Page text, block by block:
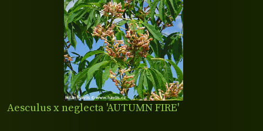
Aesculus x neglecta 'AUTUMN FIRE'